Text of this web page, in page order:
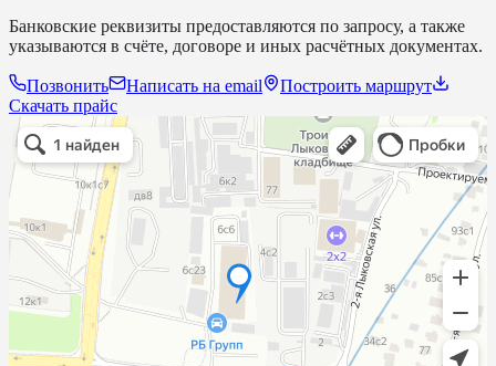
Банковские реквизиты предоставляются по запросу, а также
указываются в счёте, договоре и иных расчётных документах.
Позвонить Написать на email
Построить маршрут
Скачать прайс